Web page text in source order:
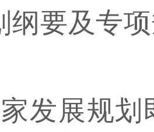
纲要及专
展规划